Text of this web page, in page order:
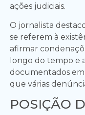
ações judiciais.
O jornalista
se referem à
afirmar
longo do tempo e
documentados em
que várias
POSIÇÃO